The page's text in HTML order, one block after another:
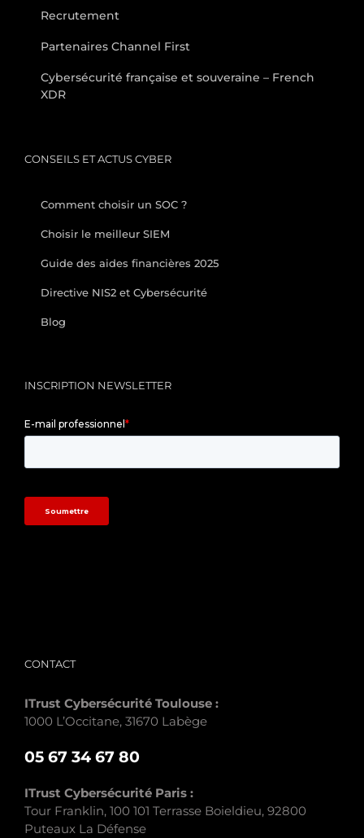
Recrutement
Partenaires Channel First
Cybersécurité française et souveraine – French
XDR
CONSEILS ET ACTUS CYBER
Comment choisir un SOC ?
Choisir le meilleur SIEM
Guide des aides financières 2025
Directive NIS2 et Cybersécurité
Blog
INSCRIPTION NEWSLETTER
CONTACT
ITrust Cybersécurité Toulouse :
1000 L’Occitane, 31670 Labège
05 67 34 67 80
ITrust Cybersécurité Paris :
Tour Franklin, 100 101 Terrasse Boieldieu, 92800
Puteaux La Défense